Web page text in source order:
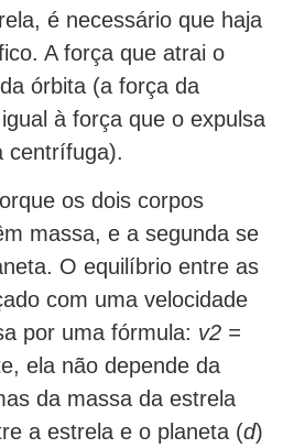
é necessário que haja
A força que atrai o
órbita (a força da
à força que o expulsa
centrífuga).
os dois corpos
massa, e a segunda se
O equilíbrio entre as
com uma velocidade
por uma fórmula: v2 =
ela não depende da
da massa da estrela
a estrela e o planeta (d)